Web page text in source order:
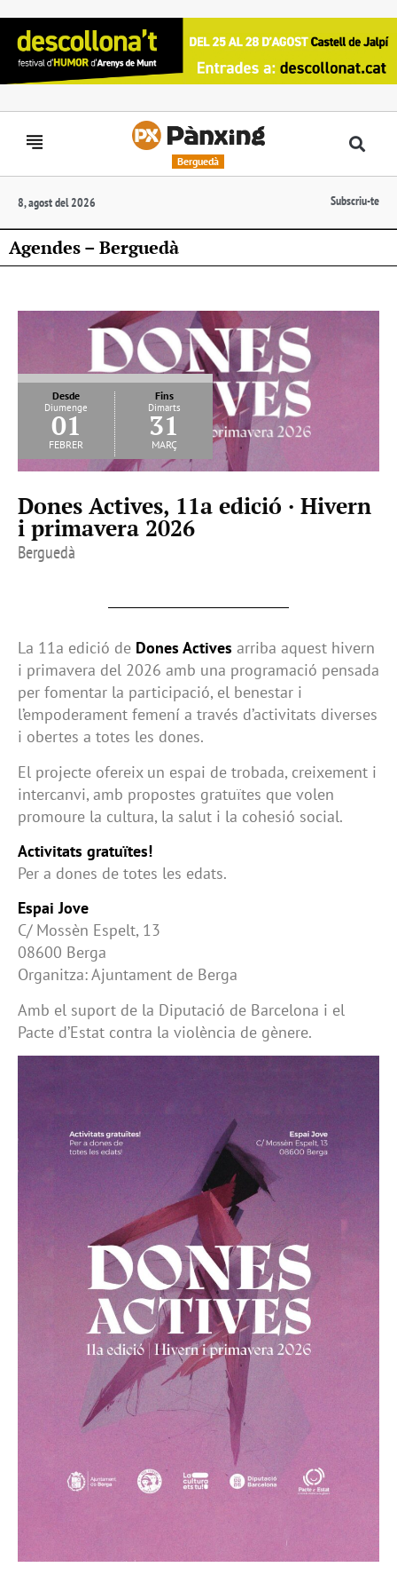
Berguedà
8, agost del 2026 Subscriu-te
Agendes – Berguedà
Desde
Diumenge
01
febrer
Fins
Dimarts
31
març
Dones Actives, 11a edició · Hivern
i primavera 2026
Berguedà
La 11a edició de Dones Actives arriba aquest hivern
i primavera del 2026 amb una programació pensada
per fomentar la participació, el benestar i
l’empoderament femení a través d’activitats diverses
i obertes a totes les dones.
El projecte ofereix un espai de trobada, creixement i
intercanvi, amb propostes gratuïtes que volen
promoure la cultura, la salut i la cohesió social.
Activitats gratuïtes!
Per a dones de totes les edats.
Espai Jove
C/ Mossèn Espelt, 13
08600 Berga
Organitza: Ajuntament de Berga
Amb el suport de la Diputació de Barcelona i el
Pacte d’Estat contra la violència de gènere.